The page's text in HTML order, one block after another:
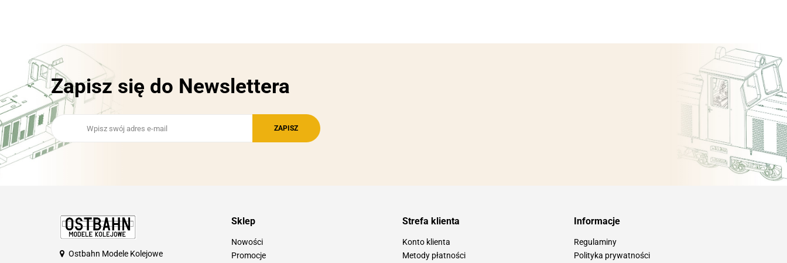
Zapisz się do Newslettera
Ostbahn Modele Kolejowe
Sklep
Nowości
Promocje
Strefa klienta
Konto klienta
Metody płatności
Informacje
Regulaminy
Polityka prywatności